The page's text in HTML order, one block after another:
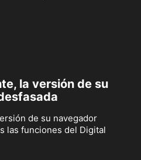
la versión de su
de su navegador
las funciones del Digital